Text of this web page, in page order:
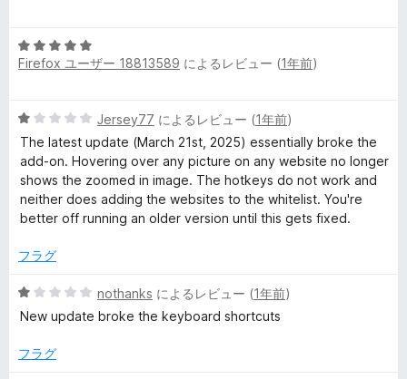
価
5
の
5
段
5
の
評
価
Firefox ユーザー 18813589 によるレビュー (1年前)
5
段
階
中
1
の
価
Jersey77 によるレビュー (1年前)
The latest update (March 21st, 2025) essentially broke the
add-on. Hovering over any picture on any website no longer
shows the zoomed in image. The hotkeys do not work and
neither does adding the websites to the whitelist. You're
better off running an older version until this gets fixed.
フラグ
5
段
中
nothanks によるレビュー (1年前)
New update broke the keyboard shortcuts
フラグ